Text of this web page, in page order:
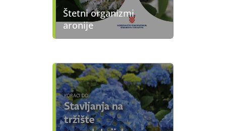
Štetni organizmi
aronije